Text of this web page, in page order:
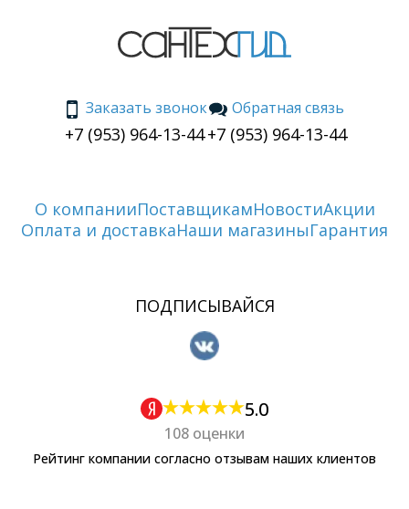
Заказать звонок
+7 (953) 964-13-44
Обратная связь
+7 (953) 964-13-44
О компанииПоставщикамНовостиАкции
Оплата и доставкаНаши магазиныГарантия
ПОДПИСЫВАЙСЯ
5.0
108 оценки
Рейтинг компании согласно отзывам наших клиентов